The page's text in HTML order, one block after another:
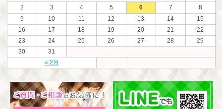
« 2月
2
3 4 5 6 7
8
9
10 11 12 13 14
15
16
17 18 19 20 21
22
23
24 25 26 27 28
29
30
31